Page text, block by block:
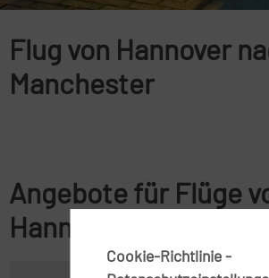
Flug von Hannover
Manchester
Angebote für Flüge
Hannover nach
Cookie-Richtlinie -